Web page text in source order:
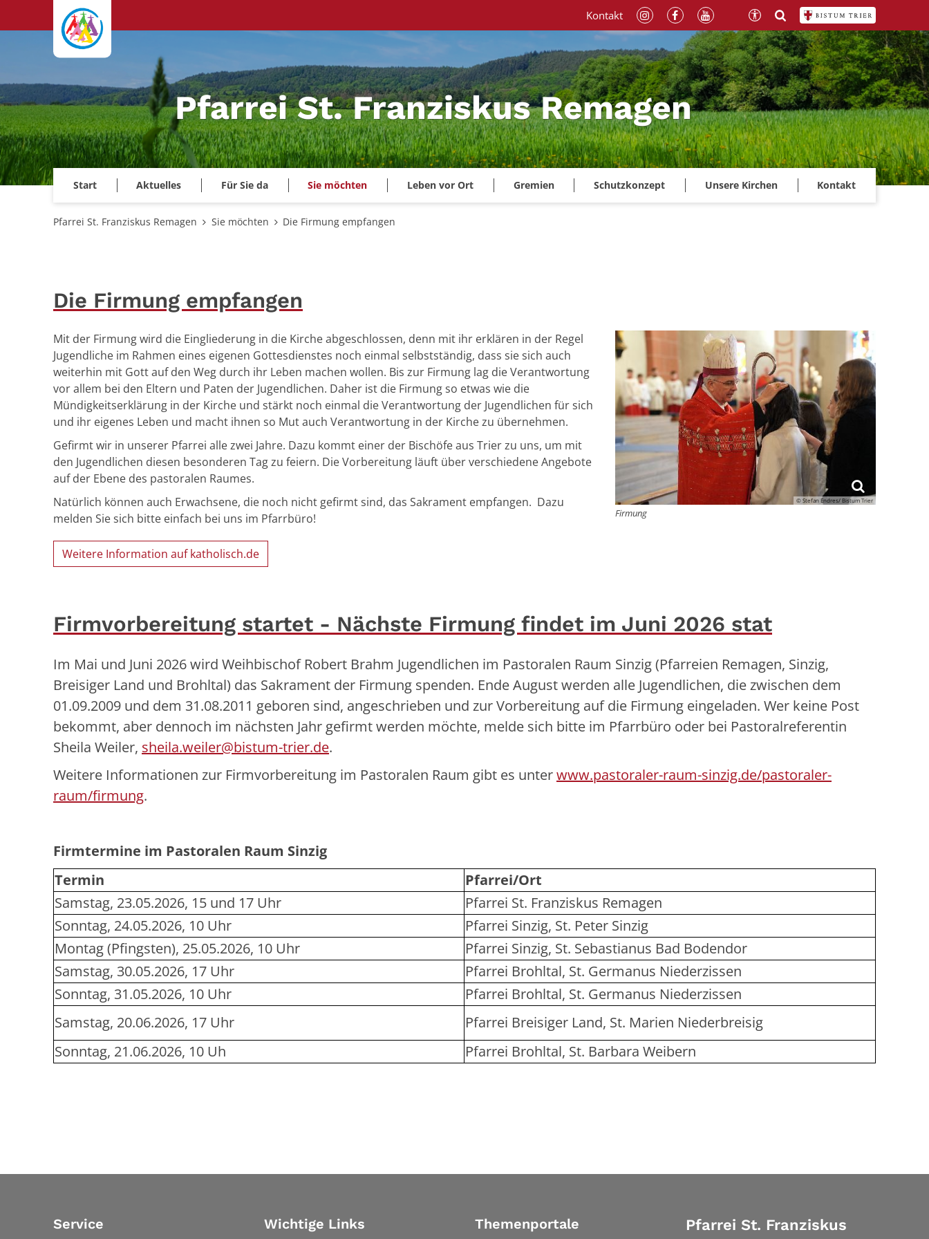
Zum Inhalt springen
Pfarrei St. Franziskus Remagen
Start Aktuelles Für Sie da Sie möchten Leben vor Ort Gremien Schutzkonzept Unsere Kirchen Kontakt
Kontakt
Pfarrei St. Franziskus Remagen Sie möchten Die Firmung empfangen
Die Firmung empfangen
© Stefan Endres/ Bistum Trier
Firmung
Mit der Firmung wird die Eingliederung in die Kirche abgeschlossen, denn mit ihr erklären in der Regel
Jugendliche im Rahmen eines eigenen Gottesdienstes noch einmal selbstständig, dass sie sich auch
weiterhin mit Gott auf den Weg durch ihr Leben machen wollen. Bis zur Firmung lag die Verantwortung
vor allem bei den Eltern und Paten der Jugendlichen. Daher ist die Firmung so etwas wie die
Mündigkeitserklärung in der Kirche und stärkt noch einmal die Verantwortung der Jugendlichen für sich
und ihr eigenes Leben und macht ihnen so Mut auch Verantwortung in der Kirche zu übernehmen.
Gefirmt wir in unserer Pfarrei alle zwei Jahre. Dazu kommt einer der Bischöfe aus Trier zu uns, um mit
den Jugendlichen diesen besonderen Tag zu feiern. Die Vorbereitung läuft über verschiedene Angebote
auf der Ebene des pastoralen Raumes.
Natürlich können auch Erwachsene, die noch nicht gefirmt sind, das Sakrament empfangen. Dazu
melden Sie sich bitte einfach bei uns im Pfarrbüro!
Weitere Information auf katholisch.de
Firmvorbereitung startet - Nächste Firmung findet im Juni 2026 stat
Im Mai und Juni 2026 wird Weihbischof Robert Brahm Jugendlichen im Pastoralen Raum Sinzig (Pfarreien Remagen, Sinzig,
Breisiger Land und Brohltal) das Sakrament der Firmung spenden. Ende August werden alle Jugendlichen, die zwischen dem
01.09.2009 und dem 31.08.2011 geboren sind, angeschrieben und zur Vorbereitung auf die Firmung eingeladen. Wer keine Post
bekommt, aber dennoch im nächsten Jahr gefirmt werden möchte, melde sich bitte im Pfarrbüro oder bei Pastoralreferentin
Sheila Weiler, sheila.weiler@bistum-trier.de.
Weitere Informationen zur Firmvorbereitung im Pastoralen Raum gibt es unterwww.pastoraler-raum-sinzig.de/pastoraler-
raum/firmung.
Firmtermine im Pastoralen Raum Sinzig
Termin
Pfarrei/Ort
Samstag, 23.05.2026, 15 und 17 Uhr
Pfarrei St. Franziskus Remagen
Sonntag, 24.05.2026, 10 Uhr
Pfarrei Sinzig, St. Peter Sinzig
Montag (Pfingsten), 25.05.2026, 10 Uhr
Pfarrei Sinzig, St. Sebastianus Bad Bodendor
Samstag, 30.05.2026, 17 Uhr
Pfarrei Brohltal, St. Germanus Niederzissen
Sonntag, 31.05.2026, 10 Uhr
Pfarrei Brohltal, St. Germanus Niederzissen
Samstag, 20.06.2026, 17 Uhr
Pfarrei Breisiger Land, St. Marien Niederbreisig
Sonntag, 21.06.2026, 10 Uh
Pfarrei Brohltal, St. Barbara Weibern
Service Wichtige Links Themenportale Pfarrei St. Franziskus